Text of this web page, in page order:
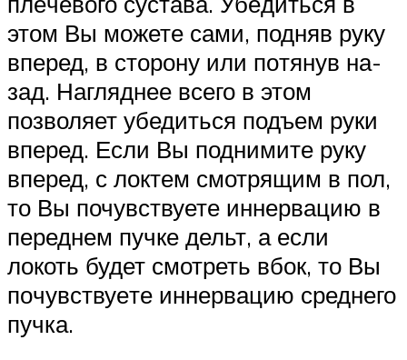
этом Вы можете сами, подняв руку
вперед, в сторону или по­тя­нув на­
зад. На­гляд­нее все­го в этом
позволяет убедиться подъем руки
вперед. Ес­ли Вы под­ни­ми­те ру­ку
впе­ред, с локтем смотрящим в пол,
то Вы почувствуете ин­нер­ва­цию в
пе­ред­нем пуч­ке дельт, а если
локоть будет смотреть вбок, то Вы
по­чувст­вуе­те ин­нер­ва­цию сред­не­го
пуч­ка.